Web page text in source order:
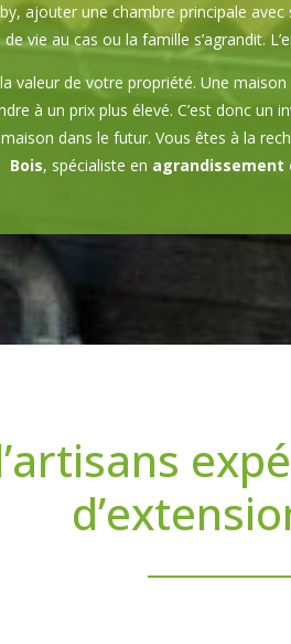
ajouter une chambre principale
vie au cas ou la famille s’agrandit.
valeur de votre propriété. Une
à un prix plus élevé. C’est donc
dans le futur. Vous êtes à la
Bois, spécialiste en agrandissement